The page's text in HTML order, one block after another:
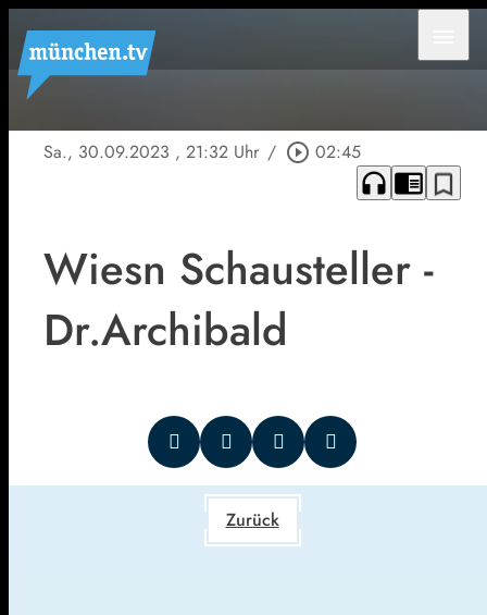
Sa., 30.09.2023 , 21:32 Uhr / play_circle_outline 02:45
headphones chrome_reader_mode bookmark_border
Wiesn Schausteller -
Dr.Archibald
Zurück